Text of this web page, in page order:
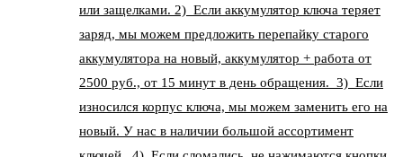
или защелками. 2) Если аккумулятор ключа теряет
заряд, мы можем предложить перепайку старого
аккумулятора на новый, аккумулятор + работа от
2500 руб., от 15 минут в день обращения. 3) Если
износился корпус ключа, мы можем заменить его на
новый. У нас в наличии большой ассортимент